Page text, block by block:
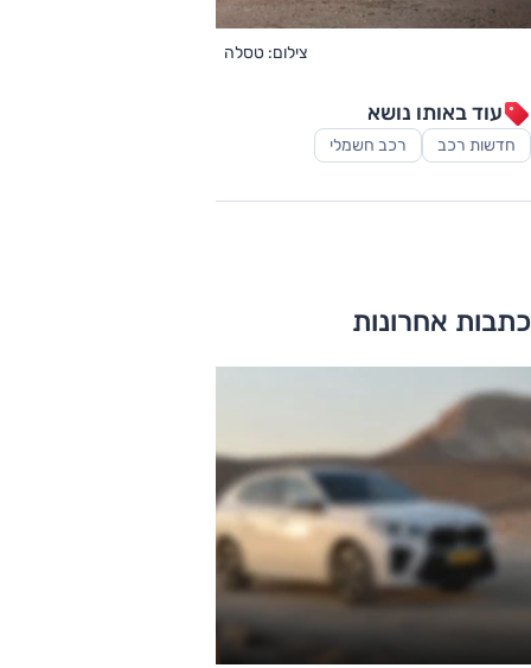
צילום: טסלה
עוד באותו נושא
חדשות רכב רכב חשמלי
כתבות אחרונות